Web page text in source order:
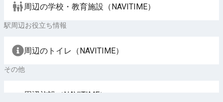
周辺の学校・教育施設（NAVITIME）
駅周辺お役立ち情報
周辺のトイレ（NAVITIME）
その他
周辺施設（NAVITIME）